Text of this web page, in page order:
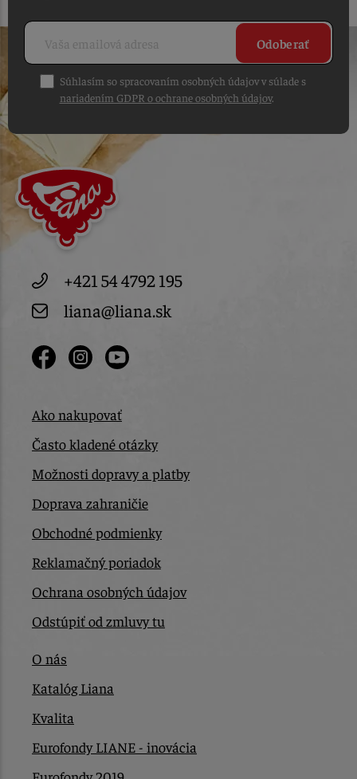
Odoberať
Súhlasím so spracovaním osobných údajov v súlade s
nariadením GDPR o ochrane osobných údajov.
+421 54 4792 195
liana@liana.sk
Ako nakupovať
Často kladené otázky
Možnosti dopravy a platby
Doprava zahraničie
Obchodné podmienky
Reklamačný poriadok
Ochrana osobných údajov
Odstúpiť od zmluvy tu
O nás
Katalóg Liana
Kvalita
Eurofondy LIANE - inovácia